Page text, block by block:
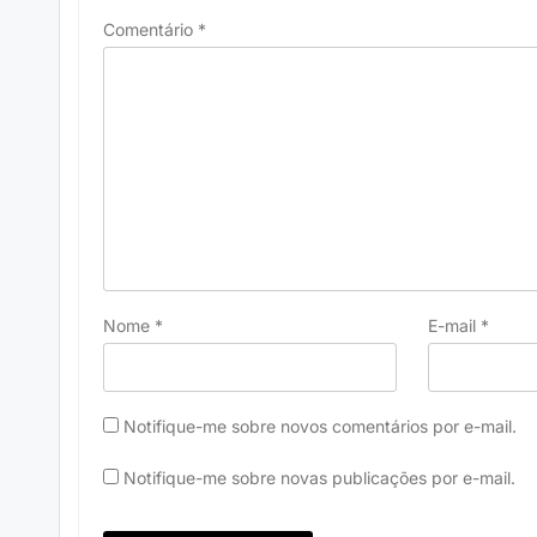
Comentário *
Nome * E-mail *
Notifique-me sobre novos comentários por e-mail.
Notifique-me sobre novas publicações por e-mail.